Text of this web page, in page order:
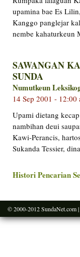
upamina bae Es
Kanggo panglejar
nembe kahaturkeun
SAWANGAN
SUNDA
Numutkeun
14 Sep 2001 - 12:00
Upami dietang
nambihan deui
Kawi-Perancis,
Sukanda Tessier,
Histori Pencarian
© 2000-2012SundaNet.com